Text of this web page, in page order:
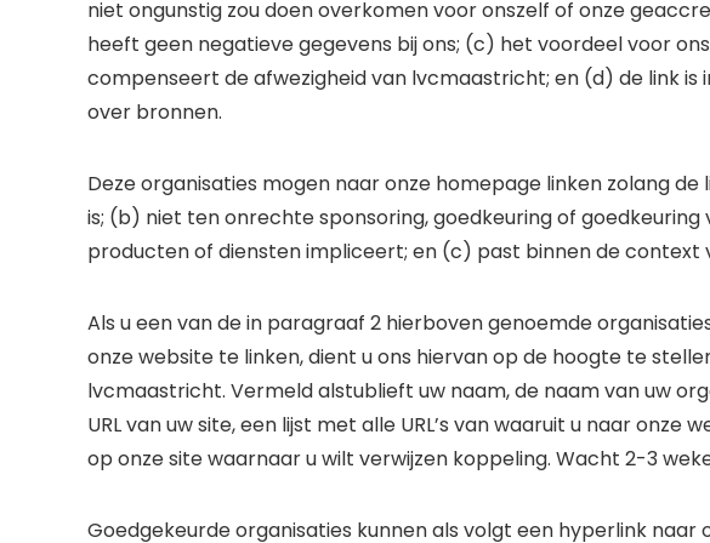
niet ongunstig zou doen overkomen voor onszelf of onze
heeft geen negatieve gegevens bij ons; (c) het voordeel voor
compenseert de afwezigheid van lvcmaastricht; en (d) de link
over bronnen.
Deze organisaties mogen naar onze homepage linken zolang
is; (b) niet ten onrechte sponsoring, goedkeuring of
producten of diensten impliceert; en (c) past binnen de context
Als u een van de in paragraaf 2 hierboven genoemde
onze website te linken, dient u ons hiervan op de hoogte te
lvcmaastricht. Vermeld alstublieft uw naam, de naam van uw
URL van uw site, een lijst met alle URL’s van waaruit u naar onze
op onze site waarnaar u wilt verwijzen koppeling. Wacht 2-3
Goedgekeurde organisaties kunnen als volgt een hyperlink naar